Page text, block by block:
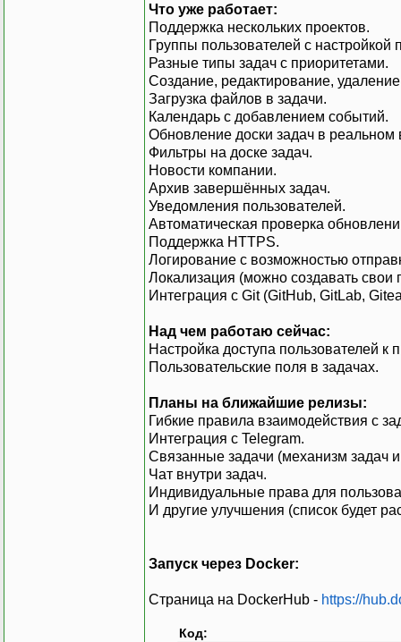
Что уже работает:
Поддержка нескольких проектов.
Группы пользователей с настройкой
Разные типы задач с приоритетами.
Создание, редактирование,
Загрузка файлов в задачи.
Календарь с добавлением событий.
Обновление доски задач в реальном
Фильтры на доске задач.
Новости компании.
Архив завершённых задач.
Уведомления пользователей.
Автоматическая проверка
Поддержка HTTPS.
Логирование с возможностью
Локализация (можно создавать свои
Интеграция с Git (GitHub, GitLab,
Над чем работаю сейчас:
Настройка доступа пользователей к
Пользовательские поля в задачах.
Планы на ближайшие релизы:
Гибкие правила взаимодействия с
Интеграция с Telegram.
Связанные задачи (механизм задач
Чат внутри задач.
Индивидуальные права для
И другие улучшения (список будет
Запуск через Docker:
Страница на DockerHub - https://
Код: